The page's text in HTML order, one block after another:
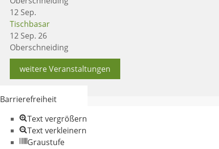
12 Sep.
Tischbasar
12 Sep. 26
Oberschneiding
weitere Veranstaltungen
Barrierefreiheit
Text vergrößern
Text verkleinern
Graustufe